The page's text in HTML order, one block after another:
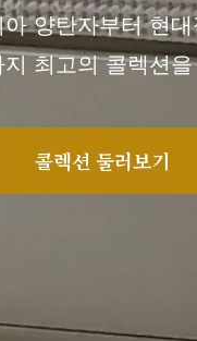
양탄자부터 현
지 최고의 콜렉션
콜렉션 둘러보기